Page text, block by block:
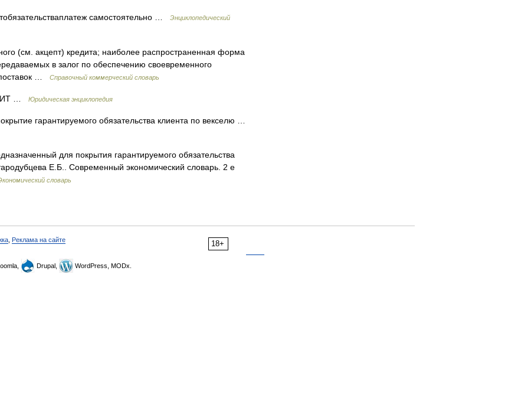
самостоятельно …
Энциклопедический
(см. акцепт) кредита; наиболее распространенная форма
в залог по обеспечению своевременного
…
Справочный коммерческий словарь
… Юридическая энциклопедия
гарантируемого обязательства клиента по векселю …
для покрытия гарантируемого обязательства
Е.Б.. Современный экономический словарь. 2 е
словарь
18+
Реклама на сайте
Drupal, WordPress, MODx.